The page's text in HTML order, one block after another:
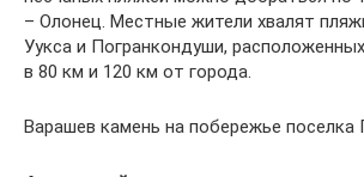
– Олонец. Местные жители хвалят
Уукса и Погранкондуши,
в 80 км и 120 км от города.
Варашев камень на побережье поселка